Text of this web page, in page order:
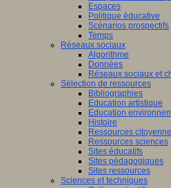
Espaces
Politique éducative
Scénarios prospectifs
Temps
Réseaux sociaux
Algorithme
Données
Réseaux sociaux et
Sélection de ressources
Bibliographies
Education artistique
Education
Histoire
Ressources
Ressources sciences
Sites éducatifs
Sites pédagogiques
Sites ressources
Sciences et techniques